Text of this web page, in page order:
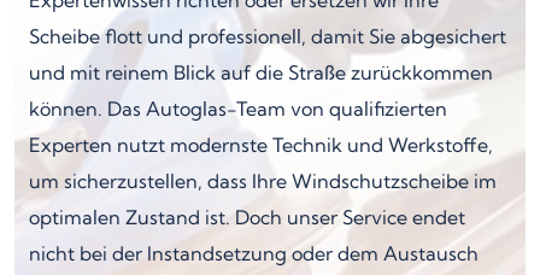
Scheibe flott und professionell, damit Sie abgesichert
und mit reinem Blick auf die Straße zurückkommen
können. Das Autoglas-Team von qualifizierten
Experten nutzt modernste Technik und Werkstoffe,
um sicherzustellen, dass Ihre Windschutzscheibe im
optimalen Zustand ist. Doch unser Service endet
nicht bei der Instandsetzung oder dem Austausch